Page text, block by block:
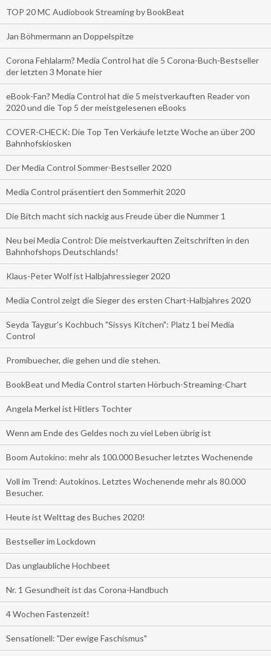
TOP 20 MC Audiobook Streaming by BookBeat
Jan Böhmermann an Doppelspitze
Corona Fehlalarm? Media Control hat die 5 Corona-Buch-Bestseller
der letzten 3 Monate hier
eBook-Fan? Media Control hat die 5 meistverkauften Reader von
2020 und die Top 5 der meistgelesenen eBooks
COVER-CHECK: Die Top Ten Verkäufe letzte Woche an über 200
Bahnhofskiosken
Der Media Control Sommer-Bestseller 2020
Media Control präsentiert den Sommerhit 2020
Die Bitch macht sich nackig aus Freude über die Nummer 1
Neu bei Media Control: Die meistverkauften Zeitschriften in den
Bahnhofshops Deutschlands!
Klaus-Peter Wolf ist Halbjahressieger 2020
Media Control zeigt die Sieger des ersten Chart-Halbjahres 2020
Seyda Taygur's Kochbuch "Sissys Kitchen": Platz 1 bei Media
Control
Promibuecher, die gehen und die stehen.
BookBeat und Media Control starten Hörbuch-Streaming-Chart
Angela Merkel ist Hitlers Tochter
Wenn am Ende des Geldes noch zu viel Leben übrig ist
Boom Autokino: mehr als 100.000 Besucher letztes Wochenende
Voll im Trend: Autokinos. Letztes Wochenende mehr als 80.000
Besucher.
Heute ist Welttag des Buches 2020!
Bestseller im Lockdown
Das unglaubliche Hochbeet
Nr. 1 Gesundheit ist das Corona-Handbuch
4 Wochen Fastenzeit!
Sensationell: "Der ewige Faschismus"